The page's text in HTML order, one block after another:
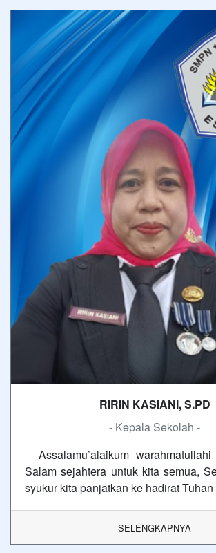
RIRIN KASIANI, S.PD
- Kepala Sekolah -
Assalamu’alaikum warahmatullahi
Salam sejahtera untuk kita semua,
syukur kita panjatkan ke hadirat
SELENGKAPNYA